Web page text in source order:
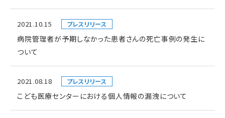
2021.10.15 プレスリリース
病院管理者が予期しなかった患者さんの死亡事例の発生に
ついて
2021.08.18 プレスリリース
こども医療センターにおける個人情報の漏洩について